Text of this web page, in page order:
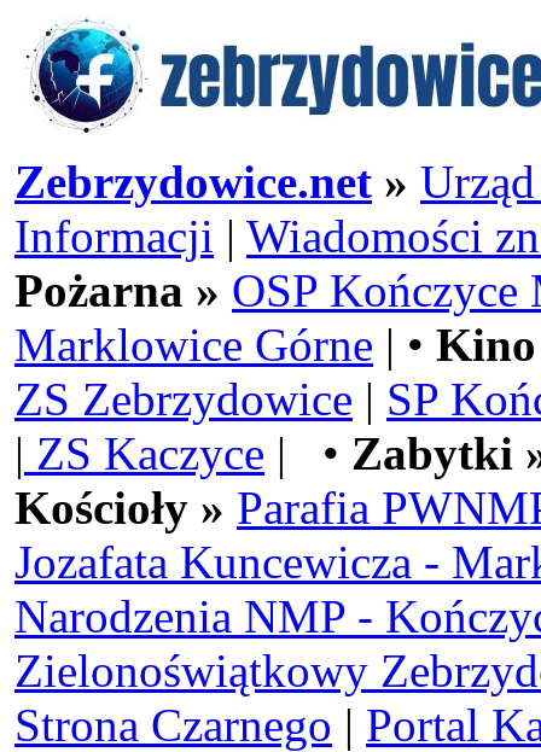
Zebrzydowice.net »
Informacji | Wiadomości
Pożarna » OSP Kończyce
Marklowice Górne | •
ZS Zebrzydowice | SP
| ZS Kaczyce | • Zabytki
Kościoły » Parafia
Jozafata Kuncewicza -
Narodzenia NMP -
Zielonoświątkowy
Strona Czarnego | Portal